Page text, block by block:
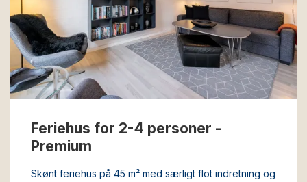
Feriehus for 2-4 personer -
Premium
Skønt feriehus på 45 m² med særligt flot indretning og